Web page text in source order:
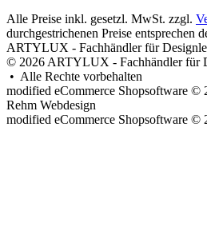
Alle Preise inkl. gesetzl. MwSt. zzgl.
durchgestrichenen Preise entsprechen
ARTYLUX - Fachhändler für
© 2026 ARTYLUX - Fachhändler für
• Alle Rechte vorbehalten
modified eCommerce Shopsoftware
Rehm Webdesign
modified eCommerce Shopsoftware ©